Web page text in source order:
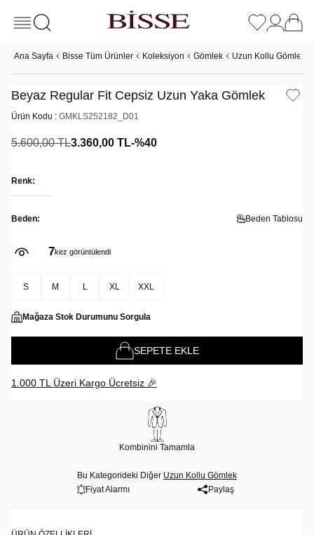
Ana Sayfa Bisse Tüm Ürünler Koleksiyon Gömlek Uzun Kollu Gömlek
Beyaz Regular Fit Cepsiz Uzun Yaka Gömlek
Ürün Kodu : GMKLS252182_D01
5.600,00TL3.360,00 TL-%40
Renk:
Beden: Beden Tablosu
7kez görüntülendi
S M L XL XXL
Mağaza Stok Durumunu Sorgula
SEPETE EKLE
1.000 TL Üzeri Kargo Ücretsiz 🎉
Kombinini Tamamla
Bu Kategorideki Diğer Uzun Kollu Gömlek
Fiyat Alarmı
Paylaş